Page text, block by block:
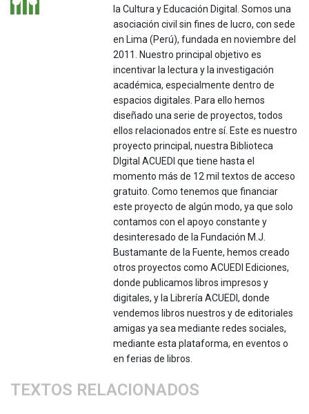
la Cultura y Educación Digital. Somos una
asociación civil sin fines de lucro, con sede
en Lima (Perú), fundada en noviembre del
2011. Nuestro principal objetivo es
incentivar la lectura y la investigación
académica, especialmente dentro de
espacios digitales. Para ello hemos
diseñado una serie de proyectos, todos
ellos relacionados entre sí. Este es nuestro
proyecto principal, nuestra Biblioteca
DIgital ACUEDI que tiene hasta el
momento más de 12 mil textos de acceso
gratuito. Como tenemos que financiar
este proyecto de algún modo, ya que solo
contamos con el apoyo constante y
desinteresado de la Fundación M.J.
Bustamante de la Fuente, hemos creado
otros proyectos como ACUEDI Ediciones,
donde publicamos libros impresos y
digitales, y la Librería ACUEDI, donde
vendemos libros nuestros y de editoriales
amigas ya sea mediante redes sociales,
mediante esta plataforma, en eventos o
en ferias de libros.
TEXTOS RELACIONADOS